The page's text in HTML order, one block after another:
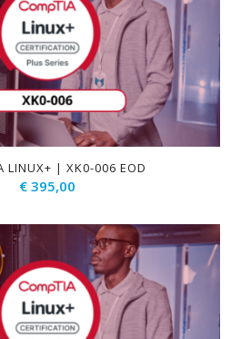
LINUX+ | XK0-006 EOD
€395,00